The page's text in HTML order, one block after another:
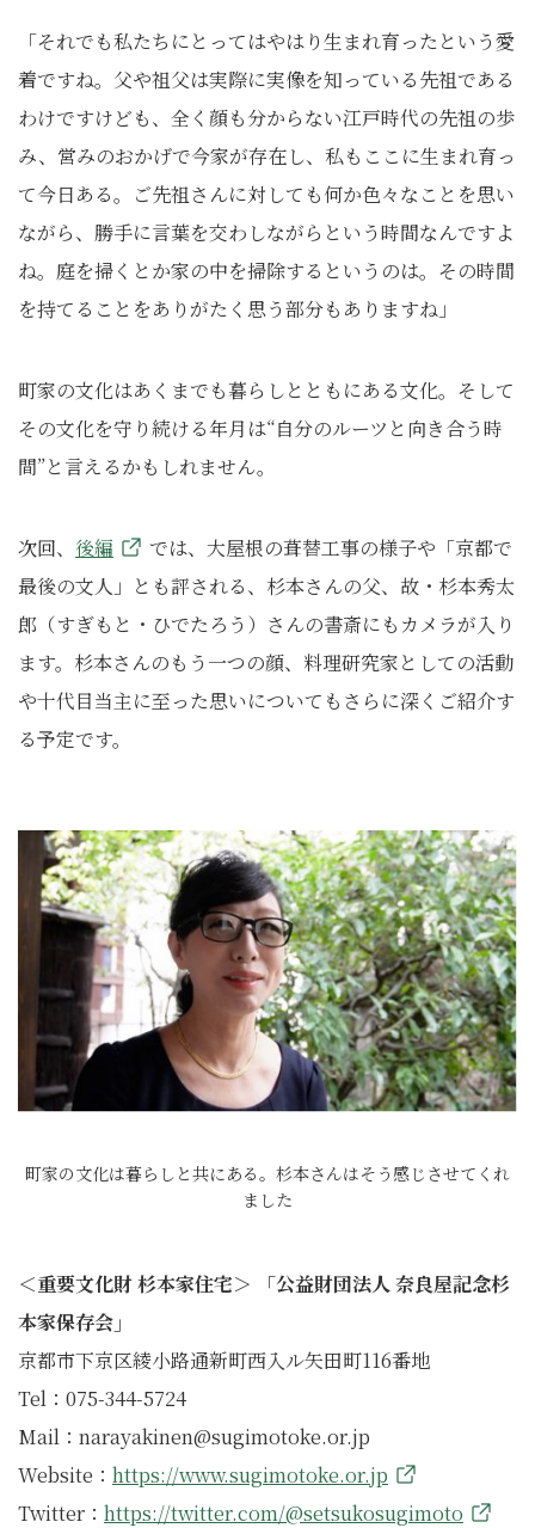
「それでも私たちにとってはやはり生まれ育ったという愛
着ですね。父や祖父は実際に実像を知っている先祖である
わけですけども、全く顔も分からない江戸時代の先祖の歩
み、営みのおかげで今家が存在し、私もここに生まれ育っ
て今日ある。ご先祖さんに対しても何か色々なことを思い
ながら、勝手に言葉を交わしながらという時間なんですよ
ね。庭を掃くとか家の中を掃除するというのは。その時間
を持てることをありがたく思う部分もありますね」
町家の文化はあくまでも暮らしとともにある文化。そして
その文化を守り続ける年月は“自分のルーツと向き合う時
間”と言えるかもしれません。
次回、 後編
では、大屋根の葺替工事の様子や「京都で
最後の文人」とも評される、杉本さんの父、故・杉本秀太
郎（すぎもと・ひでたろう）さんの書斎にもカメラが入り
ます。杉本さんのもう一つの顔、料理研究家としての活動
や十代目当主に至った思いについてもさらに深くご紹介す
る予定です。
町家の文化は暮らしと共にある。杉本さんはそう感じさせてくれ
ました
＜重要文化財 杉本家住宅＞ 「公益財団法人 奈良屋記念杉
本家保存会」
京都市下京区綾小路通新町西入ル矢田町116番地
Tel：075-344-5724
Mail：narayakinen@sugimotoke.or.jp
Website： https://www.sugimotoke.or.jp
Twitter： https://twitter.com/@setsukosugimoto